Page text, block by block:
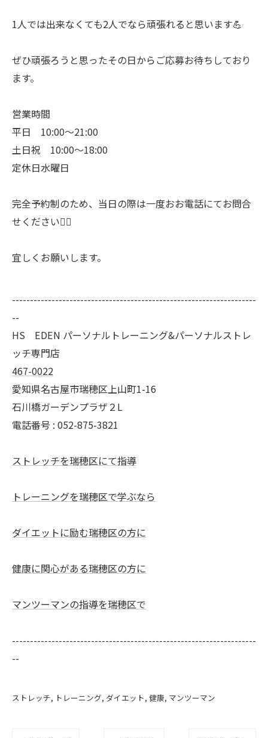
1人では出来なくても2人でなら頑張れると思います💪
ぜひ頑張ろうと思ったその日からご応募お待ちしており
ます。
営業時間
平日 10:00〜21:00
土日祝 10:00〜18:00
定休日水曜日
完全予約制のため、当日の際は一度おお電話にてお問合
せください🙇‍♀️
宜しくお願いします。
--------------------------------------------------------------------
--
HS EDEN パーソナルトレーニング&パーソナルストレ
ッチ専門店
467-0022
愛知県名古屋市瑞穂区上山町1-16
石川橋ガーデンプラザ２L
電話番号 : 052-875-3821
ストレッチを瑞穂区にて指導
トレーニングを瑞穂区で学ぶなら
ダイエットに励む瑞穂区の方に
健康に関心がある瑞穂区の方に
マンツーマンの指導を瑞穂区で
--------------------------------------------------------------------
--
ストレッチ トレーニング ダイエット 健康 マンツーマン